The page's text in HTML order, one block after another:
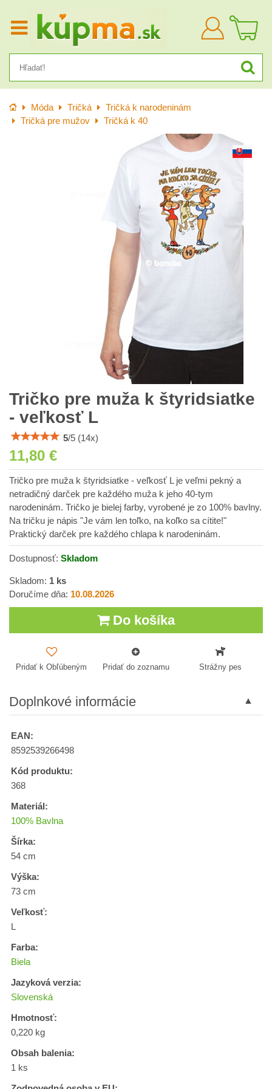
Prihlásiť
sa
Úvod Móda Tričká
Tričká k narodeninám
Tričká pre mužov
Tričká k 40
Tričko pre muža k štyridsiatke
- veľkosť L
5/5 (14x)
11,80 €
Tričko pre muža k štyridsiatke - veľkosť L je veľmi pekný a
netradičný darček pre každého muža k jeho 40-tym
narodeninám. Tričko je bielej farby, vyrobené je zo 100% bavlny.
Na tričku je nápis "Je vám len toľko, na koľko sa cítite!"
Praktický darček pre každého chlapa k narodeninám.
Dostupnosť: Skladom
Skladom: 1 ks
Doručíme dňa: 10.08.2026
Do košíka
Pridať k Obľúbeným Pridať do zoznamu Strážny pes
Doplnkové informácie
EAN:
8592539266498
Kód produktu:
368
Materiál:
100% Bavlna
Šírka:
54 cm
Výška:
73 cm
Veľkosť:
L
Farba:
Biela
Jazyková verzia:
Slovenská
Hmotnosť:
0,220 kg
Obsah balenia:
1 ks